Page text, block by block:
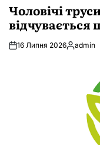
Чоловічі
відчувається
16 Липня 2026 admin